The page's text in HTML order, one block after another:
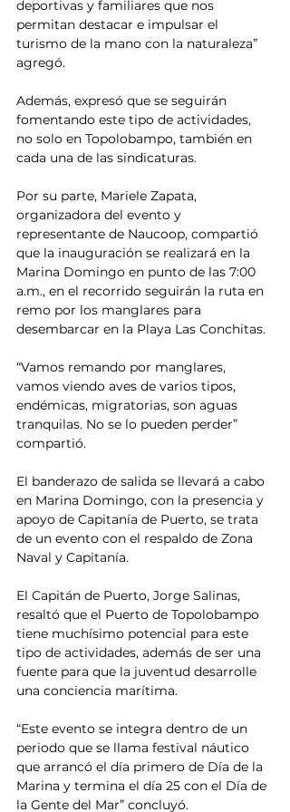
deportivas y familiares que nos
permitan destacar e impulsar el
turismo de la mano con la naturaleza”
agregó.
Además, expresó que se seguirán
fomentando este tipo de actividades,
no solo en Topolobampo, también en
cada una de las sindicaturas.
Por su parte, Mariele Zapata,
organizadora del evento y
representante de Naucoop, compartió
que la inauguración se realizará en la
Marina Domingo en punto de las 7:00
a.m., en el recorrido seguirán la ruta en
remo por los manglares para
desembarcar en la Playa Las Conchitas.
“Vamos remando por manglares,
vamos viendo aves de varios tipos,
endémicas, migratorias, son aguas
tranquilas. No se lo pueden perder”
compartió.
El banderazo de salida se llevará a cabo
en Marina Domingo, con la presencia y
apoyo de Capitanía de Puerto, se trata
de un evento con el respaldo de Zona
Naval y Capitanía.
El Capitán de Puerto, Jorge Salinas,
resaltó que el Puerto de Topolobampo
tiene muchísimo potencial para este
tipo de actividades, además de ser una
fuente para que la juventud desarrolle
una conciencia marítima.
“Este evento se integra dentro de un
periodo que se llama festival náutico
que arrancó el día primero de Día de la
Marina y termina el día 25 con el Día de
la Gente del Mar” concluyó.